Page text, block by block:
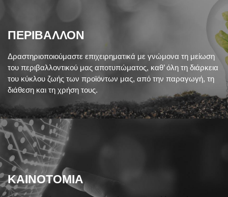
ΠΕΡΙΒAΛΛΟΝ
Δραστηριοποιούμαστε επιχειρηματικά με γνώμονα τη μείωση
του περιβαλλοντικού μας αποτυπώματος, καθ’ όλη τη διάρκεια
του κύκλου ζωής των προϊόντων μας, από την παραγωγή, τη
διάθεση και τη χρήση τους.
ΚΑΙΝΟΤΟΜΙΑ